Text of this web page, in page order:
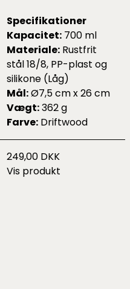
Specifikationer
Kapacitet: 700 ml
Materiale: Rustfrit
stål 18/8, PP-plast og
silikone (Låg)
Mål:Ø7,5 cm x 26 cm
Vægt:362 g
Farve: Driftwood
249,00 DKK
Vis produkt